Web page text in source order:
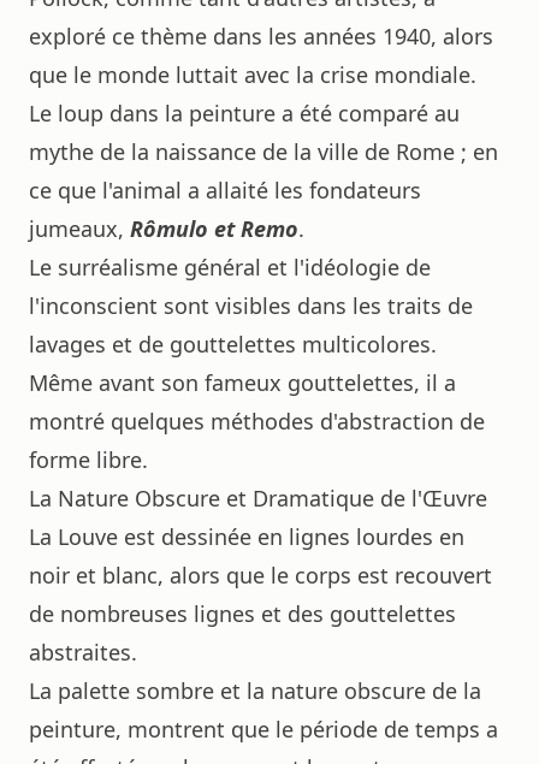
exploré ce thème dans les années 1940, alors
que le monde luttait avec la crise mondiale.
Le loup dans la peinture a été comparé au
mythe de la naissance de la ville de Rome ; en
ce que l'animal a allaité les fondateurs
jumeaux, Rômulo et Remo.
Le surréalisme général et l'idéologie de
l'inconscient sont visibles dans les traits de
lavages et de gouttelettes multicolores.
Même avant son fameux gouttelettes, il a
montré quelques méthodes d'abstraction de
forme libre.
La Nature Obscure et Dramatique de l'Œuvre
La Louve est dessinée en lignes lourdes en
noir et blanc, alors que le corps est recouvert
de nombreuses lignes et des gouttelettes
abstraites.
La palette sombre et la nature obscure de la
peinture, montrent que le période de temps a